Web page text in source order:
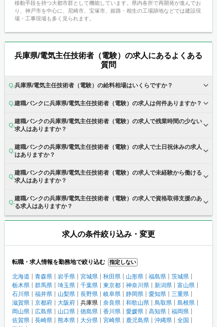
移動手段を持つ大都市群として機能しています。県内各所で再開発が進んでお
り、神戸市を中心に、尼崎市、宝塚市、姫路・相生の工場跡地などでは建設現
場・工事現場も多く見られます。
兵庫県/電気主任技術者（電験）の求人にあるよくある
質問
兵庫県/電気主任技術者（電験）の給料相場はいくらですか？
建職バンクに兵庫県/電気主任技術者（電験）の求人は何件ありますか？
建職バンクの兵庫県/電気主任技術者（電験）の求人で残業時間の少ない
求人はありますか？
建職バンクの兵庫県/電気主任技術者（電験）の求人で土日祝休みの求人
はありますか？
建職バンクの兵庫県/電気主任技術者（電験）の求人で未経験から働ける
求人はありますか？
建職バンクの兵庫県/電気主任技術者（電験）の求人で資格取得支援のあ
る求人はありますか？
求人の条件絞り込み・変更
転職・求人情報を勤務地で絞り込む 指定しない
北海道 青森県 岩手県 宮城県 秋田県 山形県 福島県
茨城県
栃木県
群馬県 埼玉県 千葉県 東京都 神奈川県 新潟県
富山県
石川県
福井県 山梨県 長野県 岐阜県 静岡県 愛知県
三重県
滋賀県
京都府 大阪府 兵庫県 奈良県 和歌山県 鳥取県
島根県
岡山県
広島県 山口県 徳島県 香川県 愛媛県 高知県
福岡県
佐賀県
長崎県 熊本県 大分県 宮崎県 鹿児島県 沖縄県
全国